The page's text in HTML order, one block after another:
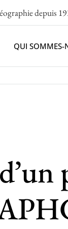
éographiedepuis
QUI SOMMES-